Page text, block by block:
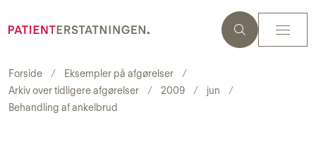
Forside
Eksempler på afgørelser
Arkiv over tidligere afgørelser
2009
jun
Behandling af ankelbrud